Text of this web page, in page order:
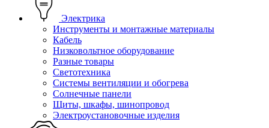
Электрика
Инструменты и монтажные материалы
Кабель
Низковольтное оборудование
Разные товары
Светотехника
Системы вентиляции и обогрева
Солнечные панели
Щиты, шкафы, шинопровод
Электроустановочные изделия